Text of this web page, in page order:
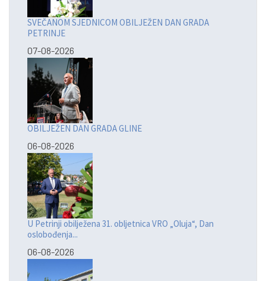
SVEČANOM SJEDNICOM OBILJEŽEN DAN GRADA
PETRINJE
07-08-2026
OBILJEŽEN DAN GRADA GLINE
06-08-2026
U Petrinji obilježena 31. obljetnica VRO „Oluja“, Dan
oslobođenja...
06-08-2026